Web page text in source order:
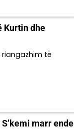
Kurtin dhe
të
marr ende